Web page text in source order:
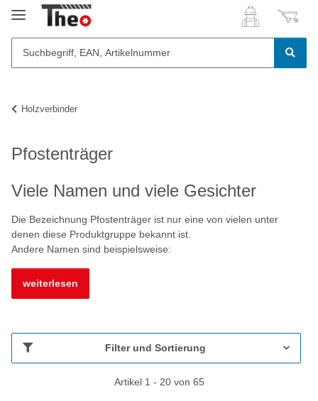
Holzverbinder
Pfostenträger
Viele Namen und viele Gesichter
Die Bezeichnung Pfostenträger ist nur eine von vielen unter
denen diese Produktgruppe bekannt ist.
Andere Namen sind beispielsweise:
weiterlesen
Filter und Sortierung
Artikel 1 - 20 von 65